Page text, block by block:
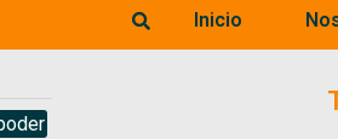
Inicio